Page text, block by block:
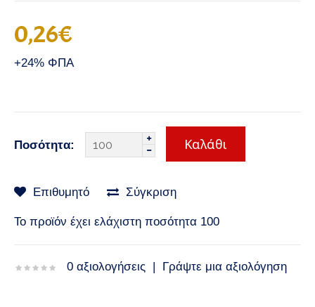
0,26€
+24% ΦΠΑ
Ποσότητα:
Επιθυμητό Σύγκριση
Το προϊόν έχει ελάχιστη ποσότητα 100
0 αξιολογήσεις Γράψτε μια αξιολόγηση